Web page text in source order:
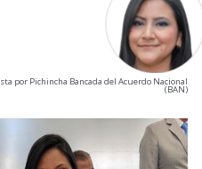
por Pichincha Bancada del Acuerdo Nacional
(BAN)